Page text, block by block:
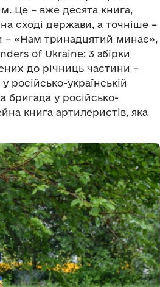
Це – вже десята книга,
сході держави, а точніше –
– «Нам тринадцятий минає»,
of Ukraine; 3 збірки
до річниць частини –
російсько-українській
бригада у російсько-
книга артилеристів, яка